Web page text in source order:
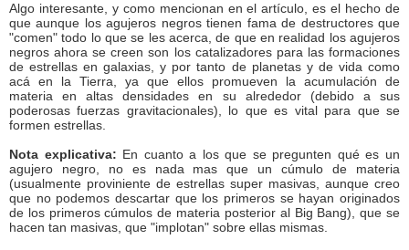
Algo interesante, y como mencionan en el artículo, es el hecho de
que aunque los agujeros negros tienen fama de destructores que
"comen" todo lo que se les acerca, de que en realidad los agujeros
negros ahora se creen son los catalizadores para las formaciones
de estrellas en galaxias, y por tanto de planetas y de vida como
acá en la Tierra, ya que ellos promueven la acumulación de
materia en altas densidades en su alrededor (debido a sus
poderosas fuerzas gravitacionales), lo que es vital para que se
formen estrellas.
Nota explicativa: En cuanto a los que se pregunten qué es un
agujero negro, no es nada mas que un cúmulo de materia
(usualmente proviniente de estrellas super masivas, aunque creo
que no podemos descartar que los primeros se hayan originados
de los primeros cúmulos de materia posterior al Big Bang), que se
hacen tan masivas, que "implotan" sobre ellas mismas.